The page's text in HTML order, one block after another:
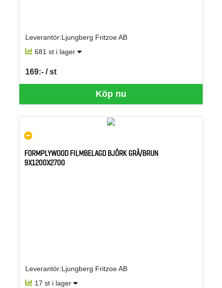
Leverantör:Ljungberg Fritzoe AB
681 st i lager
Köp nu
169:- / st
SEK per ST
FORMPLYWOOD FILMBELAGD BJÖRK GRÅ/BRUN
9X1200X2700
Leverantör:Ljungberg Fritzoe AB
17 st i lager